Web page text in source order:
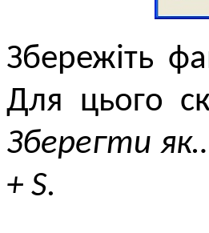
Збережіть
Для цього
Зберегти
+ S.